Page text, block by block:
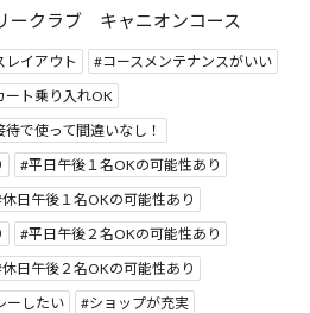
ークラブ キャニオンコース
レイアウト
コースメンテナンスがいい
ート乗り入れOK
待で使って間違いなし！
平日午後１名OKの可能性あり
休日午後１名OKの可能性あり
平日午後２名OKの可能性あり
休日午後２名OKの可能性あり
ーしたい
ショップが充実